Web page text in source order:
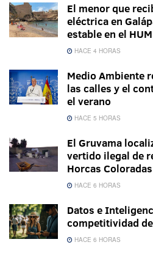
El menor que
eléctrica en
estable en el
HACE 4 HORAS
Medio Ambiente
las calles y el
el verano
HACE 5 HORAS
El Gruvama
vertido ilegal de
Horcas Coloradas
HACE 6 HORAS
Datos e
competitividad
HACE 6 HORAS